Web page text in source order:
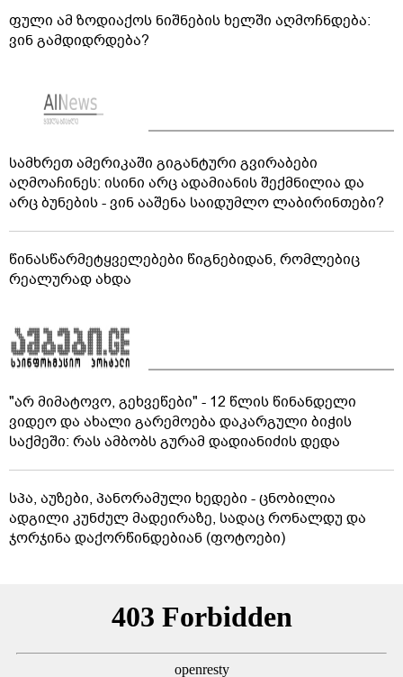
ფული ამ ზოდიაქოს ნიშნების ხელში აღმოჩნდება:
ვინ გამდიდრდება?
სამხრეთ ამერიკაში გიგანტური გვირაბები
აღმოაჩინეს: ისინი არც ადამიანის შექმნილია და
არც ბუნების - ვინ ააშენა საიდუმლო ლაბირინთები?
წინასწარმეტყველებები წიგნებიდან, რომლებიც
რეალურად ახდა
"არ მიმატოვო, გეხვეწები" - 12 წლის წინანდელი
ვიდეო და ახალი გარემოება დაკარგული ბიჭის
საქმეში: რას ამბობს გურამ დადიანიძის დედა
სპა, აუზები, პანორამული ხედები - ცნობილია
ადგილი კუნძულ მადეირაზე, სადაც რონალდუ და
ჯორჯინა დაქორწინდებიან (ფოტოები)